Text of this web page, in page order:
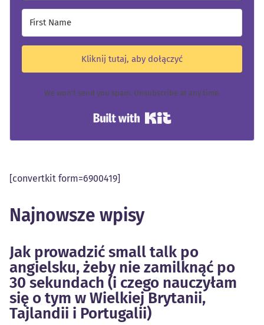
Kliknij tutaj, aby dołączyć
We won't send you spam. Unsubscribe at any time.
[convertkit form=6900419]
Najnowsze wpisy
Jak prowadzić small talk po
angielsku, żeby nie zamilknąć po
30 sekundach (i czego nauczyłam
się o tym w Wielkiej Brytanii,
Tajlandii i Portugalii)